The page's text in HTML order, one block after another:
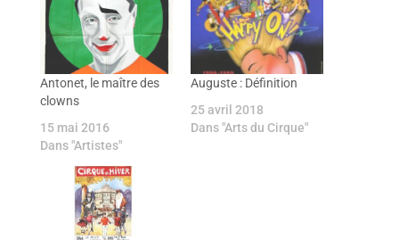
Antonet, le maître des
clowns
15 mai 2016
Dans "Artistes"
Auguste : Définition
25 avril 2018
Dans "Arts du Cirque"